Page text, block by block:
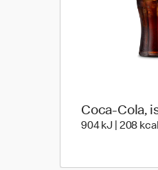
Coca-Cola,
904 kJ | 208 kcal